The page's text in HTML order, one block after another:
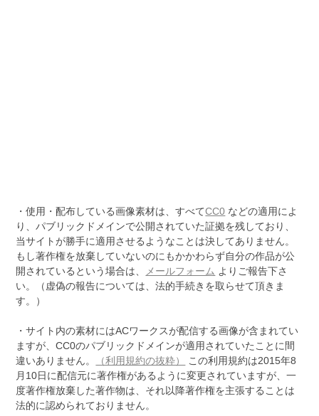
・使用・配布している画像素材は、すべてCC0 などの適用によ
り、パブリックドメインで公開されていた証拠を残しており、
当サイトが勝手に適用させるようなことは決してありません。
もし著作権を放棄していないのにもかかわらず自分の作品が公
開されているという場合は、
メールフォーム よりご報告下さ
い。（虚偽の報告については、法的手続きを取らせて頂きま
す。）
・サイト内の素材にはACワークスが配信する画像が含まれてい
ますが、CC0のパブリックドメインが適用されていたことに間
違いありません。
（利用規約の抜粋）
この利用規約は2015年8
月10日に配信元に著作権があるように変更されていますが、一
度著作権放棄した著作物は、それ以降著作権を主張することは
法的に認められておりません。